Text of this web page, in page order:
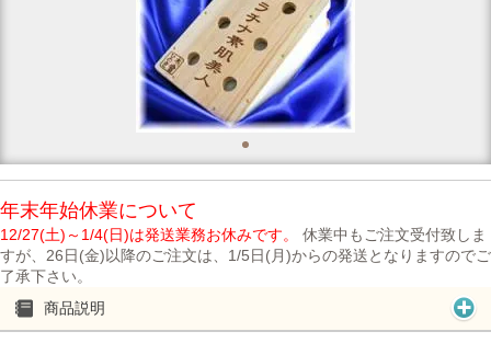
年末年始休業について
12/27(土)～1/4(日)は発送業務お休みです。
休業中もご注文受付致しま
すが、26日(金)以降のご注文は、1/5日(月)からの発送となりますのでご
了承下さい。
商品説明